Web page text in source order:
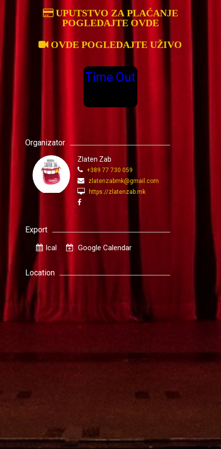
UPUTSTVO ZA PLAĆANJE
POGLEDAJTE OVDE
OVDE POGLEDAJTE UŽIVO
Time Out
Organizator
Zlaten Zab
+389 77 730 059
zlatenzabmk@gmail.com
https://zlatenzab.mk
Export
Ical Google Calendar
Location